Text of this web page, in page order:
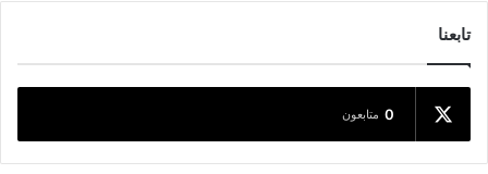
تابعنا
0 متابعون